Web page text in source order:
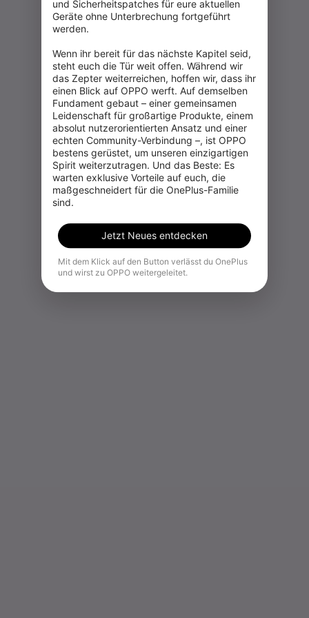
und Sicherheitspatches für eure aktuellen
Geräte ohne Unterbrechung fortgeführt
werden.
Wenn ihr bereit für das nächste Kapitel seid,
steht euch die Tür weit offen. Während wir
das Zepter weiterreichen, hoffen wir, dass ihr
einen Blick auf OPPO werft. Auf demselben
Fundament gebaut – einer gemeinsamen
Leidenschaft für großartige Produkte, einem
absolut nutzerorientierten Ansatz und einer
echten Community-Verbindung –, ist OPPO
bestens gerüstet, um unseren einzigartigen
Spirit weiterzutragen. Und das Beste: Es
warten exklusive Vorteile auf euch, die
maßgeschneidert für die OnePlus-Familie
sind.
Jetzt Neues entdecken
Mit dem Klick auf den Button verlässt du OnePlus
und wirst zu OPPO weitergeleitet.